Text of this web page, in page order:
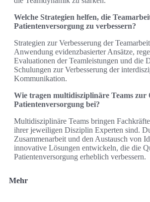
Welche Strategien helfen, die
Patientenversorgung zu verbessern?
Strategien zur Verbesserung der
Anwendung evidenzbasierter Ansätze,
Evaluationen der Teamleistungen und die
Schulungen zur Verbesserung der
Kommunikation.
Wie tragen multidisziplinäre Teams
Patientenversorgung bei?
Multidisziplinäre Teams bringen
ihrer jeweiligen Disziplin Experten sind.
Zusammenarbeit und den Austausch von
innovative Lösungen entwickeln, die die
Patientenversorgung erheblich verbessern.
Mehr